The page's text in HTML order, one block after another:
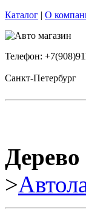
Каталог | О
Телефон:
Санкт-Петербург
Дерево
>